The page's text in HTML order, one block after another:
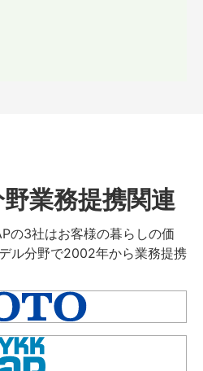
業務提携関連
の3社はお客様の暮らしの価
ル分野で2002年から業務提携